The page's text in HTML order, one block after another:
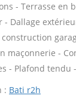
- Terrasse en
- Dallage
maçonnerie -
- Plafond tendu -
: Bati r2h